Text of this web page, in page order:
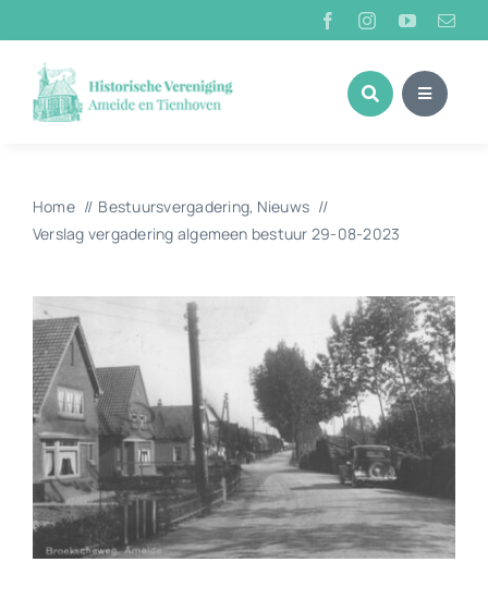
naar
inhoud
Home Bestuursvergadering Nieuws
Verslag vergadering algemeen bestuur 29-08-2023